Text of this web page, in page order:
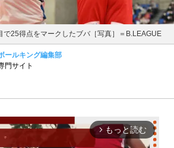
で25得点をマークしたブバ［写真］＝B.LEAGUE
ールキング編集部
門サイト
arrow_forward_ios もっと読む